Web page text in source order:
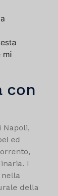
mi
con
Napoli,
ed
I
della